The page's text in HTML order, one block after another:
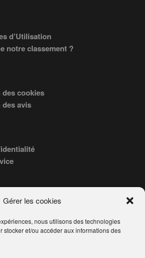
Gérer les cookies
nous utilisons des technologies
stocker et/ou accéder aux informations des
d’Utilisation
notre classement ?
cookies
avis
ÉDITÉ PAR
- 91, RUE DU FAUBOURG ST HONORÉ